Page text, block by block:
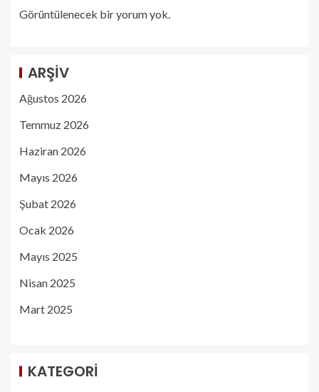
Görüntülenecek bir yorum yok.
ARŞIV
Ağustos 2026
Temmuz 2026
Haziran 2026
Mayıs 2026
Şubat 2026
Ocak 2026
Mayıs 2025
Nisan 2025
Mart 2025
KATEGORI